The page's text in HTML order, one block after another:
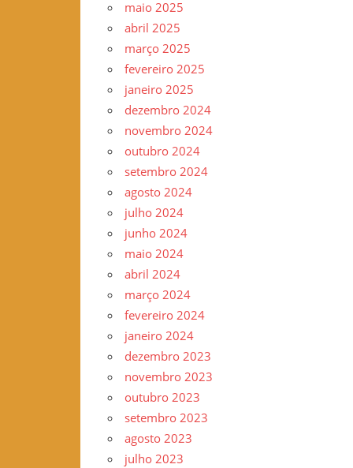
www.gilvander.org.br
www.freigilvander.blogspot.com.br
www.twitter.com/gilvanderluis
facebook:
Gilvander
Moreira
maio 2025
abril 2025
março 2025
fevereiro 2025
janeiro 2025
dezembro 2024
novembro 2024
outubro 2024
setembro 2024
agosto 2024
julho 2024
junho 2024
maio 2024
abril 2024
março 2024
fevereiro 2024
janeiro 2024
dezembro 2023
novembro 2023
outubro 2023
setembro 2023
agosto 2023
julho 2023